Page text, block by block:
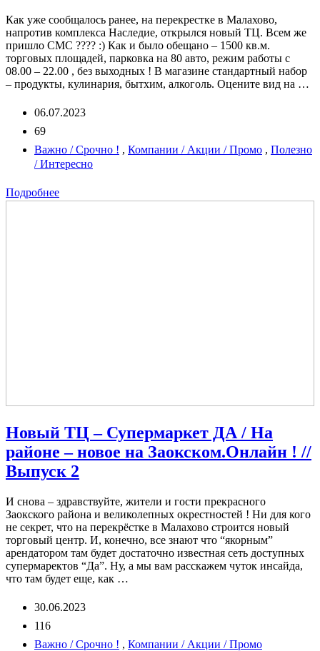
Как уже сообщалось ранее, на перекрестке в Малахово,
напротив комплекса Наследие, открылся новый ТЦ. Всем же
пришло СМС ???? :) Как и было обещано – 1500 кв.м.
торговых площадей, парковка на 80 авто, режим работы с
08.00 – 22.00 , без выходных ! В магазине стандартный набор
– продукты, кулинария, бытхим, алкоголь. Оцените вид на …
06.07.2023
69
Важно / Срочно ! , Компании / Акции / Промо , Полезно
/ Интересно
Подробнее
Новый ТЦ – Супермаркет ДА / На
районе – новое на Заокском.Онлайн ! //
Выпуск 2
И снова – здравствуйте, жители и гости прекрасного
Заокского района и великолепных окрестностей ! Ни для кого
не секрет, что на перекрёстке в Малахово строится новый
торговый центр. И, конечно, все знают что “якорным”
арендатором там будет достаточно известная сеть доступных
супермаректов “Да”. Ну, а мы вам расскажем чуток инсайда,
что там будет еще, как …
30.06.2023
116
Важно / Срочно ! , Компании / Акции / Промо